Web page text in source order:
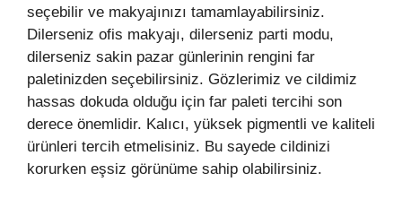
seçebilir ve makyajınızı tamamlayabilirsiniz.
Dilerseniz ofis makyajı, dilerseniz parti modu,
dilerseniz sakin pazar günlerinin rengini far
paletinizden seçebilirsiniz. Gözlerimiz ve cildimiz
hassas dokuda olduğu için far paleti tercihi son
derece önemlidir. Kalıcı, yüksek pigmentli ve kaliteli
ürünleri tercih etmelisiniz. Bu sayede cildinizi
korurken eşsiz görünüme sahip olabilirsiniz.